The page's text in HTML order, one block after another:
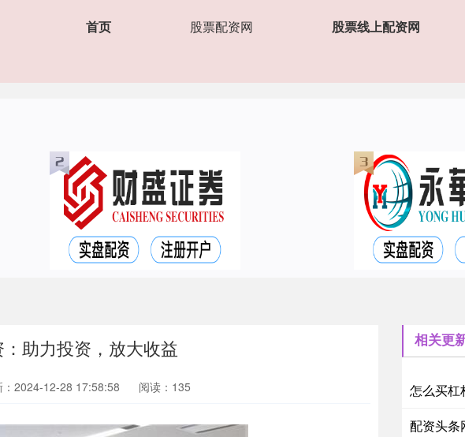
首页 股票配资网 股票线上配资网
助力投资，放大收益
：2024-12-28 17:58:58 阅读：135
相关更
怎么买杠
配资头条